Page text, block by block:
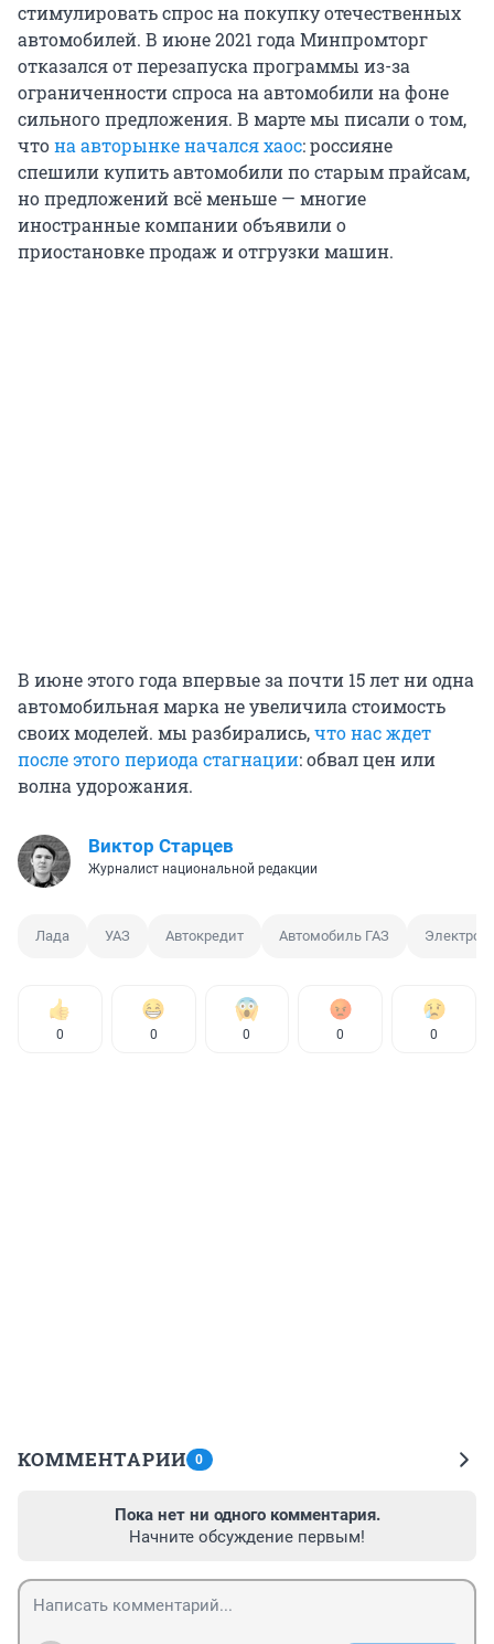
стимулировать спрос на покупку отечественных
автомобилей. В июне 2021 года Минпромторг
отказался от перезапуска программы из-за
ограниченности спроса на автомобили на фоне
сильного предложения. В марте мы писали о том,
чтона авторынке начался хаос: россияне
спешили купить автомобили по старым прайсам,
но предложений всё меньше — многие
иностранные компании объявили о
приостановке продаж и отгрузки машин.
В июне этого года впервые за почти 15 лет ни одна
автомобильная марка не увеличила стоимость
своих моделей. мы разбирались,что нас ждет
после этого периода стагнации: обвал цен или
волна удорожания.
Виктор Старцев
Журналист национальной редакции
Лада УАЗ Автокредит Автомобиль ГАЗ
0 0 0 0 0
КОММЕНТАРИИ 0
Пока нет ни одного комментария.
Начните обсуждение первым!